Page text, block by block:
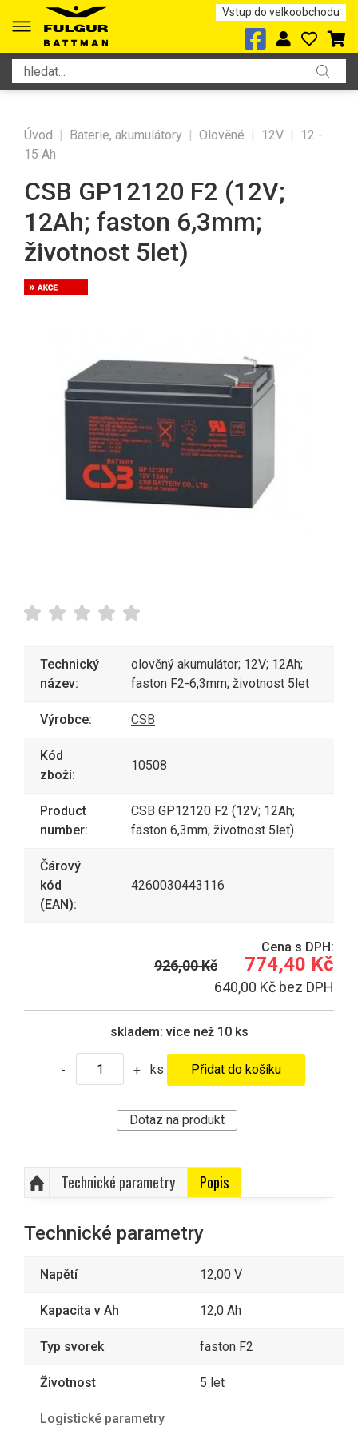
Vstup do velkoobchodu
Úvod | Baterie, akumulátory | Olověné | 12V | 12 -
15 Ah
CSB GP12120 F2 (12V;
12Ah; faston 6,3mm;
životnost 5let)
Technický
název:
olověný akumulátor; 12V; 12Ah;
faston F2-6,3mm; životnost 5let
Výrobce: CSB
Kód
zboží:
10508
Product
number:
CSB GP12120 F2 (12V; 12Ah;
faston 6,3mm; životnost 5let)
Čárový
kód
(EAN):
4260030443116
926,00 Kč
Cena s DPH:
774,40 Kč
640,00 Kč bez DPH
skladem: více než 10 ks
- + ks
Dotaz na produkt
Technické parametry Popis
Technické parametry
Napětí 12,00 V
Kapacita v Ah 12,0 Ah
Typ svorek faston F2
Životnost 5 let
Logistické parametry